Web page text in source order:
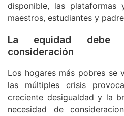
disponible, las
maestros, estudiantes y
La equidad debe
consideración
Los hogares más pobres se
las múltiples crisis
creciente desigualdad y la
necesidad de